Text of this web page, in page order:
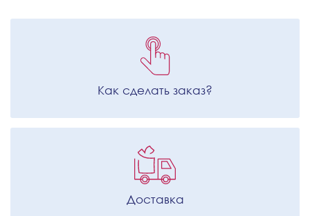
Как сделать заказ?
Доставка